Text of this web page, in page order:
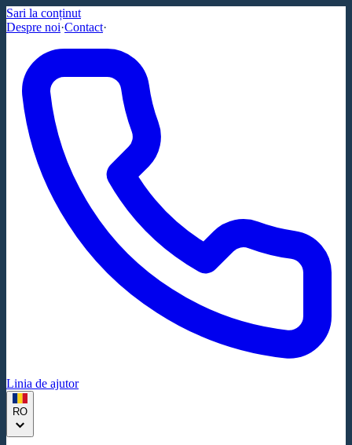
Sari la conținut
Despre noi·Contact·
Linia de ajutor
RO